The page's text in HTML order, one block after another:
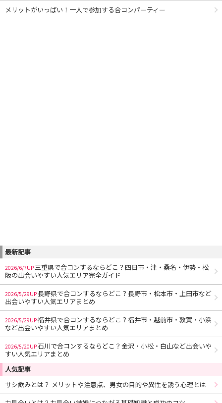
メリットがいっぱい！一人で参加する合コンパーティー
最新記事
2026/6/7UP 三重県で合コンするならどこ？四日市・津・桑名・伊勢・松
阪の出会いやすい人気エリア完全ガイド
2026/5/29UP長野県で合コンするならどこ？長野市・松本市・上田市など
出会いやすい人気エリアまとめ
2026/5/29UP福井県で合コンするならどこ？福井市・越前市・敦賀・小浜
など出会いやすい人気エリアまとめ
2026/5/20UP石川で合コンするならどこ？金沢・小松・白山など出会いや
すい人気エリアまとめ
人気記事
サシ飲みとは？ メリットや注意点、男女の目的や異性を誘う心理とは